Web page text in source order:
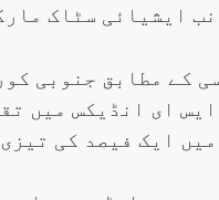
ایشیائی سٹاک
ایک فیصد کی